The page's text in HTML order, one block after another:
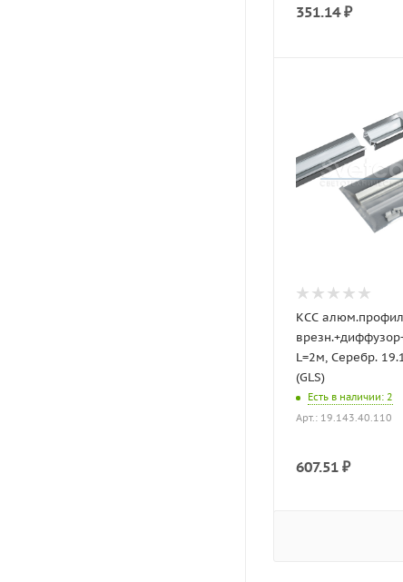
351.14₽
КСС
L=2м, Серебр.
(GLS)
Есть в наличии: 2
Арт.: 19.143.40.110
607.51 ₽